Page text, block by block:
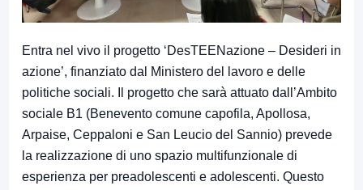
Entra nel vivo il progetto ‘DesTEENazione – Desideri in
azione’, finanziato dal Ministero del lavoro e delle
politiche sociali. Il progetto che sarà attuato dall’Ambito
sociale B1 (Benevento comune capofila, Apollosa,
Arpaise, Ceppaloni e San Leucio del Sannio) prevede
la realizzazione di uno spazio multifunzionale di
esperienza per preadolescenti e adolescenti. Questo